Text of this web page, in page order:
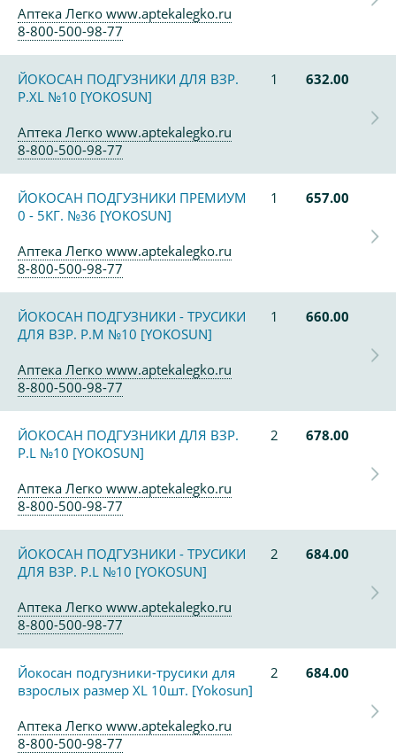
Аптека Легко www.aptekalegko.ru
8-800-500-98-77
ЙОКОСАН ПОДГУЗНИКИ ДЛЯ ВЗР.
Р.ХL №10 [YOKOSUN]
1 632.00
Аптека Легко www.aptekalegko.ru
8-800-500-98-77
ЙОКОСАН ПОДГУЗНИКИ ПРЕМИУМ
0 - 5КГ. №36 [YOKOSUN]
1 657.00
Аптека Легко www.aptekalegko.ru
8-800-500-98-77
ЙОКОСАН ПОДГУЗНИКИ - ТРУСИКИ
ДЛЯ ВЗР. Р.М №10 [YOKOSUN]
1 660.00
Аптека Легко www.aptekalegko.ru
8-800-500-98-77
ЙОКОСАН ПОДГУЗНИКИ ДЛЯ ВЗР.
Р.L №10 [YOKOSUN]
2 678.00
Аптека Легко www.aptekalegko.ru
8-800-500-98-77
ЙОКОСАН ПОДГУЗНИКИ - ТРУСИКИ
ДЛЯ ВЗР. Р.L №10 [YOKOSUN]
2 684.00
Аптека Легко www.aptekalegko.ru
8-800-500-98-77
Йокосан подгузники-трусики для
взрослых размер XL 10шт. [Yokosun]
2 684.00
Аптека Легко www.aptekalegko.ru
8-800-500-98-77